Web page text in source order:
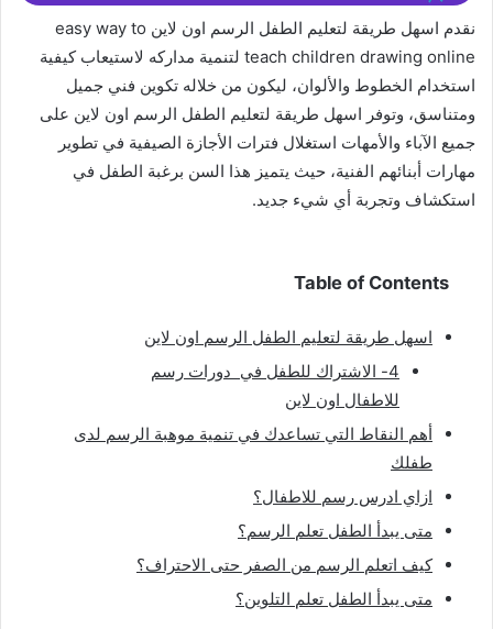
نقدم اسهل طريقة لتعليم الطفل الرسم اون لاين easy way to
teach children drawing online لتنمية مداركه لاستيعاب كيفية
استخدام الخطوط والألوان، ليكون من خلاله تكوين فني جميل
ومتناسق، وتوفر اسهل طريقة لتعليم الطفل الرسم اون لاين على
جميع الآباء والأمهات استغلال فترات الأجازة الصيفية في تطوير
مهارات أبنائهم الفنية، حيث يتميز هذا السن برغبة الطفل في
استكشاف وتجربة أي شيء جديد.
Table of Contents
اسهل طريقة لتعليم الطفل الرسم اون لاين
4- الاشتراك للطفل في دورات رسم
للاطفال اون لاين
أهم النقاط التي تساعدك في تنمية موهبة الرسم لدى
طفلك
ازاي ادرس رسم للاطفال؟
متى يبدأ الطفل تعلم الرسم؟
كيف اتعلم الرسم من الصفر حتى الاحتراف؟
متى يبدأ الطفل تعلم التلوين؟